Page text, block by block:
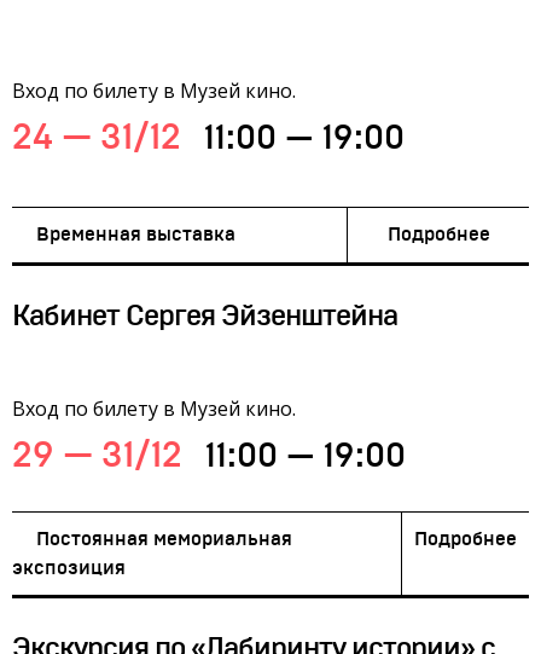
Вход по билету в Музей кино.
24 — 31/12 11:00 — 19:00
Временная выставка Подробнее
Кабинет Сергея Эйзенштейна
Вход по билету в Музей кино.
29 — 31/12 11:00 — 19:00
Постоянная мемориальная
экспозиция
Подробнее